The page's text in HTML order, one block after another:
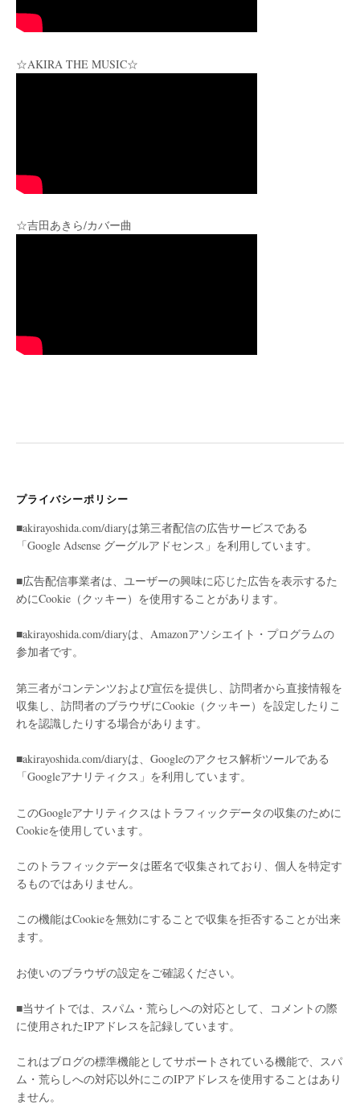
☆AKIRA THE MUSIC☆
☆吉田あきら/カバー曲
プライバシーポリシー
■akirayoshida.com/diaryは第三者配信の広告サービスである
「Google Adsense グーグルアドセンス」を利用しています。
■広告配信事業者は、ユーザーの興味に応じた広告を表示するた
めにCookie（クッキー）を使用することがあります。
■akirayoshida.com/diaryは、Amazonアソシエイト・プログラムの
参加者です。
第三者がコンテンツおよび宣伝を提供し、訪問者から直接情報を
収集し、訪問者のブラウザにCookie（クッキー）を設定したりこ
れを認識したりする場合があります。
■akirayoshida.com/diaryは、Googleのアクセス解析ツールである
「Googleアナリティクス」を利用しています。
このGoogleアナリティクスはトラフィックデータの収集のために
Cookieを使用しています。
このトラフィックデータは匿名で収集されており、個人を特定す
るものではありません。
この機能はCookieを無効にすることで収集を拒否することが出来
ます。
お使いのブラウザの設定をご確認ください。
■当サイトでは、スパム・荒らしへの対応として、コメントの際
に使用されたIPアドレスを記録しています。
これはブログの標準機能としてサポートされている機能で、スパ
ム・荒らしへの対応以外にこのIPアドレスを使用することはあり
ません。